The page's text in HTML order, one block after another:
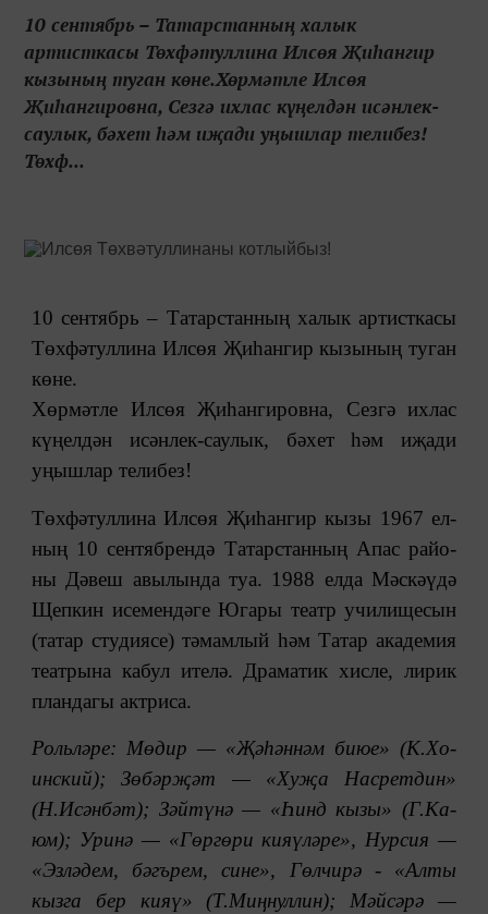
10 сентябрь – Татарстанның халык
артисткасы Төх­фә­тул­ли­на Илсөя Җиһангир
кызының туган көне.Хөрмәтле Илсөя
Җиһангировна, Сезгә ихлас күңелдән исәнлек-
саулык, бәхет һәм иҗади уңышлар телибез!
Төх­ф...
10 сентябрь – Татарстанның халык артисткасы
Төх­фә­тул­ли­на Илсөя Җиһангир кызының туган
көне.
Хөрмәтле Илсөя Җиһангировна, Сезгә ихлас
күңелдән исәнлек-саулык, бәхет һәм иҗади
уңышлар телибез!
Төх­фә­тул­ли­на Илсөя Җиһангир кызы 1967 ел­
ның 10 сен­тяб­рен­дә Татарстанның Апас ра­йо­
ны Дә­веш авы­лын­да туа. 1988 ел­да Мәс­кәү­дә
Щеп­кин исе­мен­дә­ге Юга­ры те­атр учи­ли­ще­сын
(татар студиясе) тә­мам­лый һәм Та­тар ака­де­мия
те­ат­ры­на кабул ителә. Дра­ма­тик хисле, ли­рик
план­да­гы акт­ри­са.
Роль­лә­ре: Мө­дир — «Җә­һән­нәм биюе» (К.Хо­
инс­кий); Зө­бәр­җәт — «Ху­җа Нас­рет­дин»
(Н.Исән­бәт); Зәй­тү­нә — «Һинд кы­зы» (Г.Ка­
юм); Ури­нә — «Гөр­гө­ри кия­ү­лә­ре», Нур­сия —
«Эз­лә­дем, бә­гъ­рем, си­не», Гөлчирә - «Алты
кызга бер кияү» (Т.Миң­нул­лин); Мәй­сә­рә —